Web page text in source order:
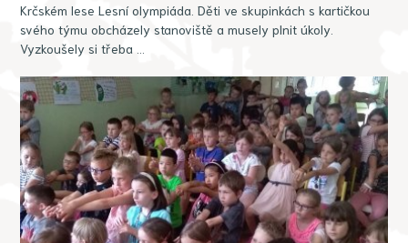
Krčském lese Lesní olympiáda. Děti ve skupinkách s kartičkou
svého týmu obcházely stanoviště a musely plnit úkoly.
Vyzkoušely si třeba …